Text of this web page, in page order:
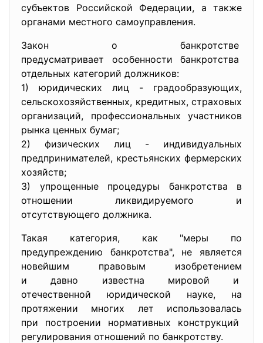
субъектов Российской Федерации, а также
органами местного самоуправления.
Закон о банкротстве
предусматривает особенности банкротства
отдельных категорий должников:
1) юридических лиц - градообразующих,
сельскохозяйственных, кредитных, страховых
организаций, профессиональных участников
рынка ценных бумаг;
2) физических лиц - индивидуальных
предпринимателей, крестьянских фермерских
хозяйств;
3) упрощенные процедуры банкротства в
отношении ликвидируемого и
отсутствующего должника.
Такая категория, как "меры по
предупреждению банкротства", не является
новейшим правовым изобретением
и давно известна мировой и
отечественной юридической науке, на
протяжении многих лет использовалась
при построении нормативных конструкций
регулирования отношений по банкротству.